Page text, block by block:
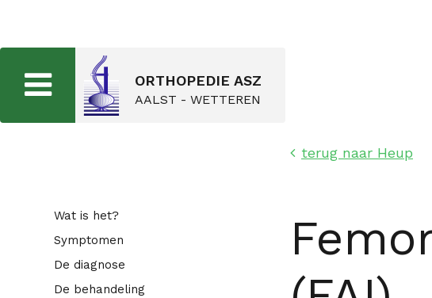
ORTHOPEDIE ASZ
AALST - WETTEREN
terug naar Heup
Wat is het?
Symptomen
De diagnose
De behandeling